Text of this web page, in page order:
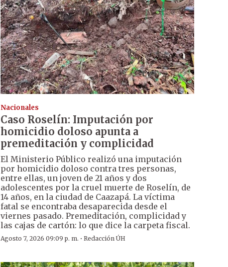
Nacionales
Caso Roselín: Imputación por
homicidio doloso apunta a
premeditación y complicidad
El Ministerio Público realizó una imputación
por homicidio doloso contra tres personas,
entre ellas, un joven de 21 años y dos
adolescentes por la cruel muerte de Roselín, de
14 años, en la ciudad de Caazapá. La víctima
fatal se encontraba desaparecida desde el
viernes pasado. Premeditación, complicidad y
las cajas de cartón: lo que dice la carpeta fiscal.
Agosto 7, 2026 09:09 p. m. · Redacción ÚH